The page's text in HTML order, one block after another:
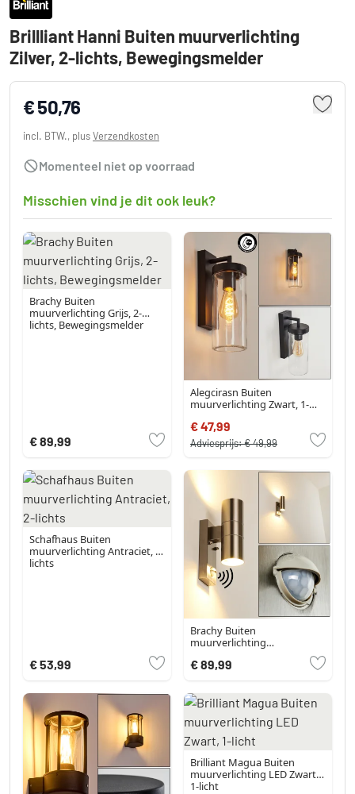
Brillliant Hanni Buiten muurverlichting
Zilver, 2-lichts, Bewegingsmelder
€ 50,76
incl. BTW., plusVerzendkosten
Momenteel niet op voorraad
Misschien vind je dit ook leuk?
Brachy Buiten
muurverlichting Grijs, 2-
lichts, Bewegingsmelder
€ 89,99
Alegcirasn Buiten
muurverlichting Zwart, 1-
€ 47,99
Adviesprijs:€ 49,99
Schafhaus Buiten
muurverlichting Antraciet, 2-
lichts
€ 53,99
Brachy Buiten
muurverlichting
Roestvrijstalen kleur, 2-lichts,
Bewegingsmelder
€ 89,99
Brilliant Magua Buiten
muurverlichting LED Zwart,
1-licht